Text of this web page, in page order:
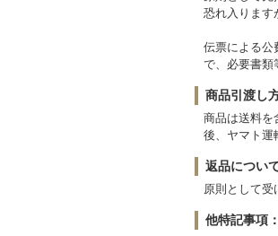
恐れ入ります
伝票による公
で、必要書類
商品引渡し
商品は送料を
後、ヤマト運
返品につい
原則として受
他特記事項：